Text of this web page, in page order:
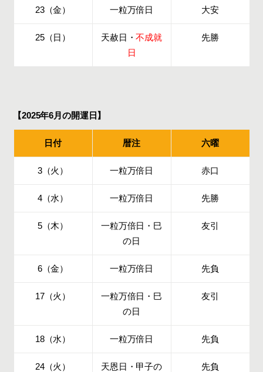
23（金） 一粒万倍日 大安
25（日） 天赦日・不成就
日
先勝
【2025年6月の開運日】
日付 暦注 六曜
3（火） 一粒万倍日 赤口
4（水） 一粒万倍日 先勝
5（木）
一粒万倍日・巳
の日
友引
6（金） 一粒万倍日 先負
17（火）
一粒万倍日・巳
の日
友引
18（水） 一粒万倍日 先負
24（火）
天恩日・甲子の
先負